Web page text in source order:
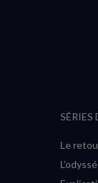
SÉRIES
Le